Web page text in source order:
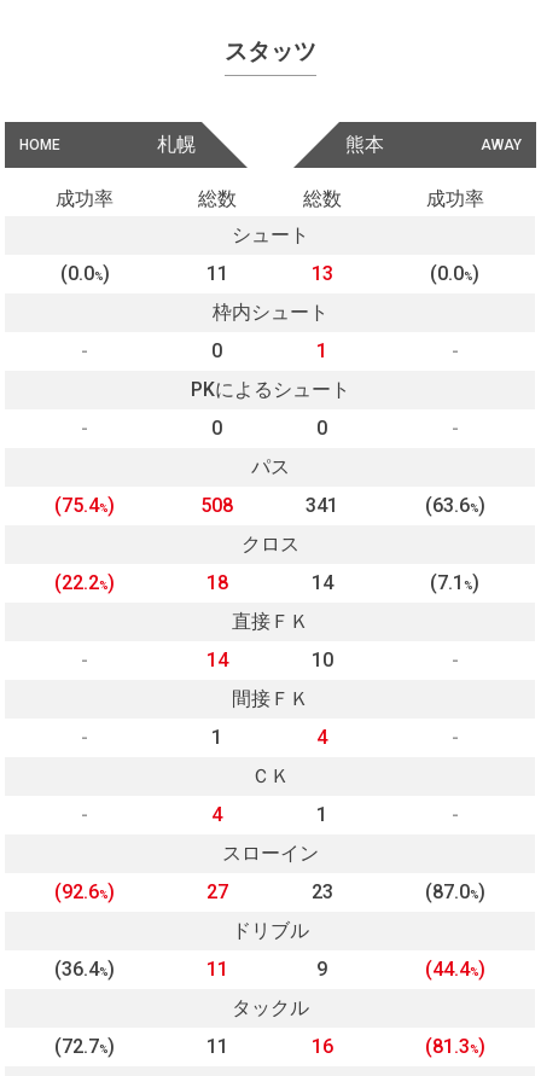
スタッツ
HOME 札幌 AWAY
熊本
成功率 総数 総数
成功率
シュート
(0.0%) 11 13 (0.0%)
枠内シュート
-
0 1
-
PKによるシュート
-
0 0
-
パス
(75.4%) 508 341 (63.6%)
クロス
(22.2%) 18 14 (7.1%)
直接ＦＫ
-
14 10
-
間接ＦＫ
-
1 4
-
ＣＫ
-
4 1
-
スローイン
(92.6%) 27 23 (87.0%)
ドリブル
(36.4%) 11 9 (44.4%)
タックル
(72.7%) 11 16 (81.3%)